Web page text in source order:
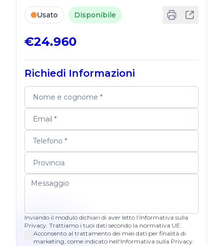
Usato Disponibile
€24.960
Richiedi Informazioni
Inviando il modulo dichiari di aver letto l’Informativa sulla
Privacy. Trattiamo i tuoi dati secondo la normativa UE.
Acconsento al trattamento dei miei dati per finalità di
marketing, come indicato nell'Informativa sulla Privacy.